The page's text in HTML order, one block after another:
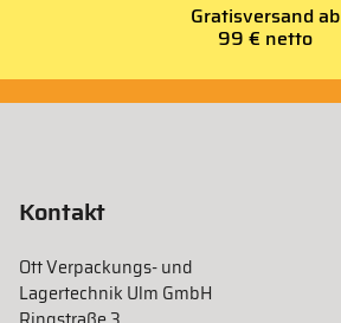
Gratisversand ab
99 € netto
Kontakt
Ott Verpackungs- und
Lagertechnik Ulm GmbH